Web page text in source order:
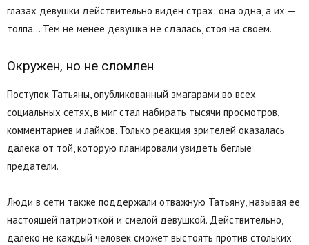
глазах девушки действительно виден страх: она одна, а их —
толпа… Тем не менее девушка не сдалась, стоя на своем.
Окружен, но не сломлен
Поступок Татьяны, опубликованный змагарами во всех
социальных сетях, в миг стал набирать тысячи просмотров,
комментариев и лайков. Только реакция зрителей оказалась
далека от той, которую планировали увидеть беглые
предатели.
Люди в сети также поддержали отважную Татьяну, называя ее
настоящей патриоткой и смелой девушкой. Действительно,
далеко не каждый человек сможет выстоять против стольких